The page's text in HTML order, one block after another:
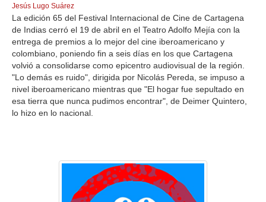
Jesús Lugo Suárez
La edición 65 del Festival Internacional de Cine de Cartagena
de Indias cerró el 19 de abril en el Teatro Adolfo Mejía con la
entrega de premios a lo mejor del cine iberoamericano y
colombiano, poniendo fin a seis días en los que Cartagena
volvió a consolidarse como epicentro audiovisual de la región.
"Lo demás es ruido", dirigida por Nicolás Pereda, se impuso a
nivel iberoamericano mientras que "El hogar fue sepultado en
esa tierra que nunca pudimos encontrar", de Deimer Quintero,
lo hizo en lo nacional.